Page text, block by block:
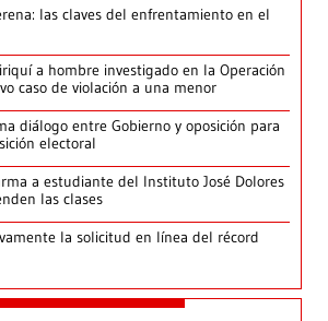
las claves del enfrentamiento en el
a hombre investigado en la Operación
caso de violación a una menor
diálogo entre Gobierno y oposición para
electoral
a estudiante del Instituto José Dolores
las clases
la solicitud en línea del récord